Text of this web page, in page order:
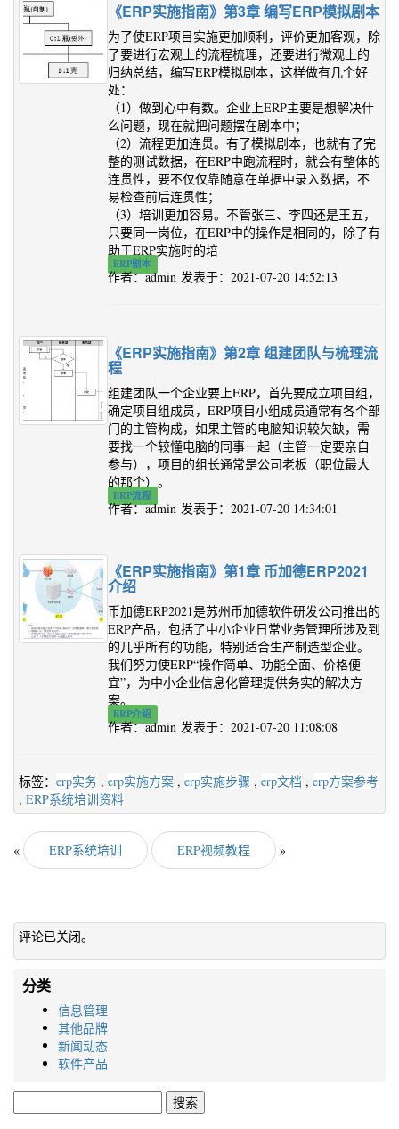
《ERP实施指南》第3章 编写ERP模拟剧本
为了使ERP项目实施更加顺利，评价更加客观，除
了要进行宏观上的流程梳理，还要进行微观上的
归纳总结，编写ERP模拟剧本，这样做有几个好
处：
（1）做到心中有数。企业上ERP主要是想解决什
么问题，现在就把问题摆在剧本中；
（2）流程更加连贯。有了模拟剧本，也就有了完
整的测试数据，在ERP中跑流程时，就会有整体的
连贯性，要不仅仅靠随意在单据中录入数据，不
易检查前后连贯性；
（3）培训更加容易。不管张三、李四还是王五，
只要同一岗位，在ERP中的操作是相同的，除了有
助于ERP实施时的培
ERP剧本
作者：admin 发表于：2021-07-20 14:52:13
《ERP实施指南》第2章 组建团队与梳理流
程
组建团队一个企业要上ERP，首先要成立项目组，
确定项目组成员，ERP项目小组成员通常有各个部
门的主管构成，如果主管的电脑知识较欠缺，需
要找一个较懂电脑的同事一起（主管一定要亲自
参与），项目的组长通常是公司老板（职位最大
的那个）。
ERP流程
作者：admin 发表于：2021-07-20 14:34:01
《ERP实施指南》第1章 币加德ERP2021
介绍
币加德ERP2021是苏州币加德软件研发公司推出的
ERP产品，包括了中小企业日常业务管理所涉及到
的几乎所有的功能，特别适合生产制造型企业。
我们努力使ERP“操作简单、功能全面、价格便
宜”，为中小企业信息化管理提供务实的解决方
案。
ERP介绍
作者：admin 发表于：2021-07-20 11:08:08
标签： erp实务 , erp实施方案 , erp实施步骤 , erp文档 , erp方案参考
, ERP系统培训资料
« ERP系统培训 ERP视频教程 »
评论已关闭。
分类
信息管理
其他品牌
新闻动态
软件产品
索：